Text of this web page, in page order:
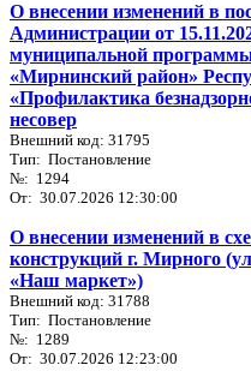
О внесении изменений в
Администрации от
муниципальной
«Мирнинский район»
«Профилактика
несовер
Внешний код: 31795
Тип: Постановление
№: 1294
От: 30.07.2026 12:30:00
О внесении изменений в
конструкций г. Мирного
«Наш маркет»)
Внешний код: 31788
Тип: Постановление
№: 1289
От: 30.07.2026 12:23:00